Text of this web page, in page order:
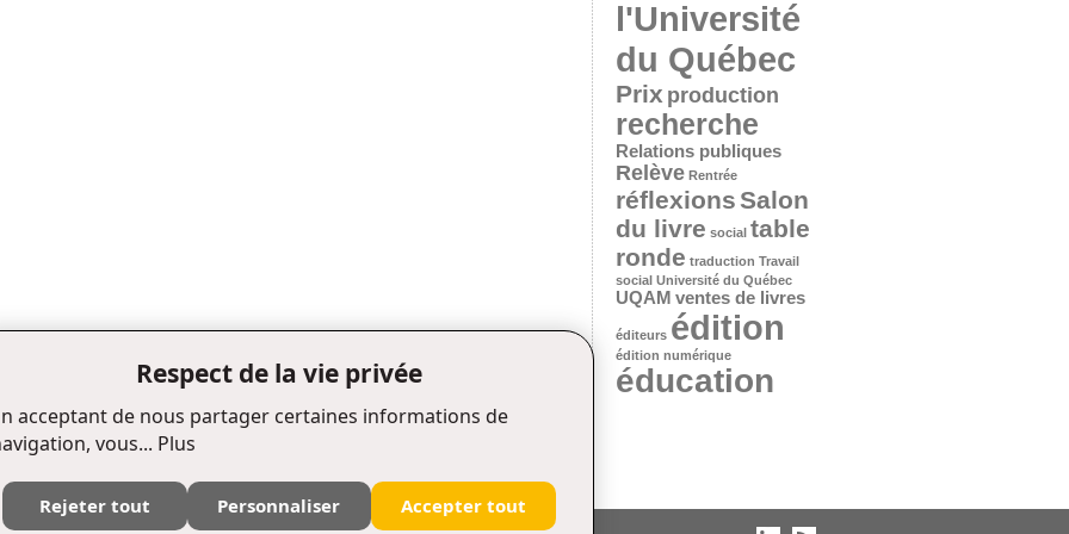
l'Université
du Québec
Prix production
recherche
Relations publiques
Relève Rentrée
réflexionsSalon
du livre social table
ronde traduction Travail
social Université du Québec
UQAM ventes de livres
éditeurs édition
édition numérique
éducation
Respect de la vie privée
acceptant de nous partager certaines informations de
vous... Plus
Rejeter tout Personnaliser Accepter tout